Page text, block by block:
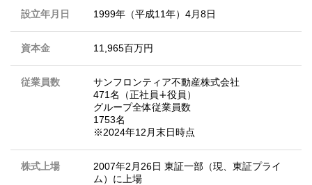
設立年月日 1999年（平成11年）4月8日
資本金 11,965百万円
従業員数
サンフロンティア不動産株式会社
471名（正社員∔役員）
グループ全体従業員数
1753名
※2024年12月末日時点
株式上場
2007年2月26日 東証一部（現、東証プライ
ム）に上場